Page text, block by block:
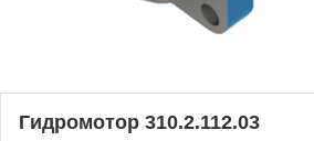
Гидромотор 310.2.112.03